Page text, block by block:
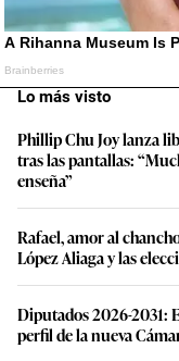
Lo más visto
Phillip Chu Joy lanza
tras las pantallas:
enseña”
Rafael, amor al
López Aliaga y las
Diputados 2026-2031:
perfil de la nueva